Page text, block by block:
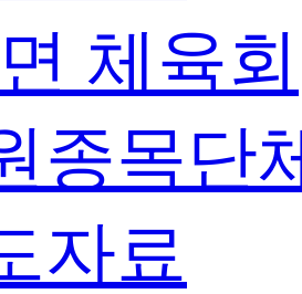
체육회
종목단
자료